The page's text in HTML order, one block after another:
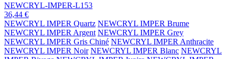
NEWCRYL-IMPER-L153
36,44 €
NEWCRYL IMPER Quartz NEWCRYL IMPER Brume
NEWCRYL IMPER Argent NEWCRYL IMPER Grey
NEWCRYL IMPER Gris Chiné NEWCRYL IMPER Anthracite
NEWCRYL IMPER Noir NEWCRYL IMPER Blanc NEWCRYL